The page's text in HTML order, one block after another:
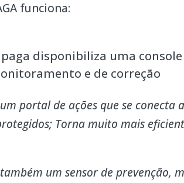
funciona:
paga disponibiliza uma
e de correção
portal de ações que se conecta
Torna muito mais
um sensor de prevenção,